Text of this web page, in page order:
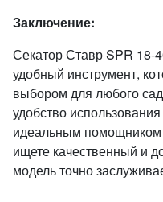
Заключение:
Секатор Ставр SPR 18-
удобный инструмент,
выбором для любого
удобство
идеальным помощником
ищете качественный и
модель точно